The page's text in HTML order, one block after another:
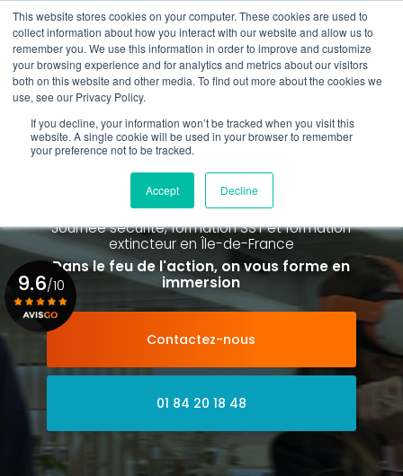
This website stores cookies on your computer. These cookies are used to
collect information about how you interact with our website and allow us to
remember you. We use this information in order to improve and customize
your browsing experience and for analytics and metrics about our visitors
both on this website and other media. To find out more about the cookies we
use, see our Privacy Policy.
If you decline, your information won’t be tracked when you visit this
website. A single cookie will be used in your browser to remember
your preference not to be tracked.
Accept Decline
Aller
au
contenu
principal
01 84 20 18 48
Spécialiste de la formation SST et
de la Formation Incendie
à Paris La Défense depuis 2015
Journée sécurité, formation SST et formation
extincteuren Île-de-France
Dans le feu de l'action, on vous forme en
immersion
Contactez-nous
01 84 20 18 48
9.6/10
Voir le certificat